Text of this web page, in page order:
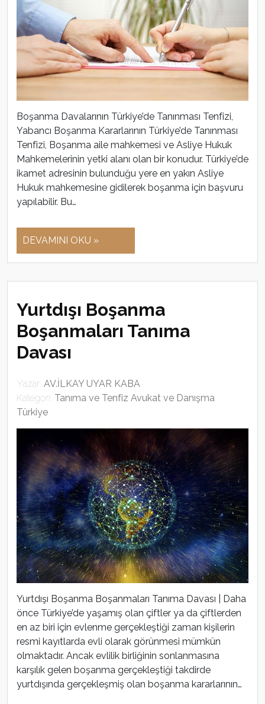
Boşanma Davalarının Türkiye’de Tanınması Tenfizi,
Yabancı Boşanma Kararlarının Türkiye’de Tanınması
Tenfizi, Boşanma aile mahkemesi ve Asliye Hukuk
Mahkemelerinin yetki alanı olan bir konudur. Türkiye’de
ikamet adresinin bulunduğu yere en yakın Asliye
Hukuk mahkemesine gidilerek boşanma için başvuru
yapılabilir. Bu…
DEVAMINI OKU »
Yurtdışı Boşanma
Boşanmaları Tanıma
Davası
Yazar: AV.İLKAY UYAR KABA
Kategori: Tanıma ve Tenfiz Avukat ve Danışma
Türkiye
Yurtdışı Boşanma Boşanmaları Tanıma Davası | Daha
önce Türkiye’de yaşamış olan çiftler ya da çiftlerden
en az biri için evlenme gerçekleştiği zaman kişilerin
resmi kayıtlarda evli olarak görünmesi mümkün
olmaktadır. Ancak evlilik birliğinin sonlanmasına
karşılık gelen boşanma gerçekleştiği takdirde
yurtdışında gerçekleşmiş olan boşanma kararlarının…